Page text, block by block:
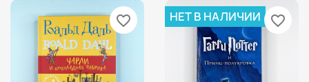
favorite_border НЕТ В НАЛИЧИИ favorite_border